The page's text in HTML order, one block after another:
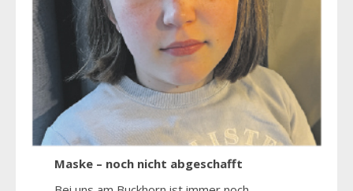
Maske – noch nicht abgeschafft